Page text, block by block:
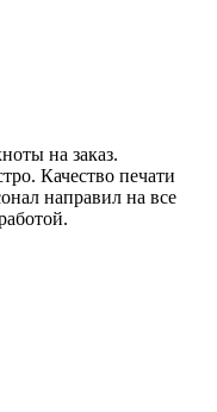
на заказ.
Качество печати
направил на все